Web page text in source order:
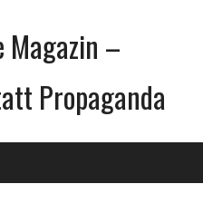
Magazin –
Propaganda